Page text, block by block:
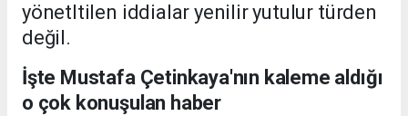
yönetltilen iddialar yenilir yutulur türden
değil.
İşte Mustafa Çetinkaya'nın kaleme aldığı
o çok konuşulan haber